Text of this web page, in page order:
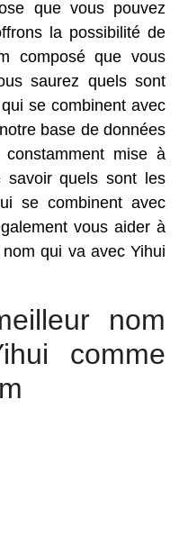
que vous pouvez
la possibilité de
composé que vous
saurez quels sont
se combinent avec
base de données
mise à
savoir quels sont les
se combinent avec
vous aider à
qui va avec Yihui
nom
comme